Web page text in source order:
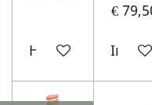
Houd mij op de
€
In